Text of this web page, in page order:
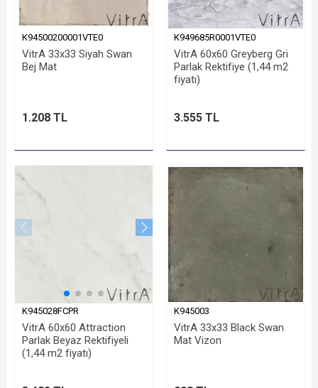
K94500200001VTE0
VitrA 33x33 Siyah Swan
Bej Mat
1.208 TL
K949685R0001VTE0
VitrA 60x60 Greyberg Gri
Parlak Rektifiye (1,44 m2
fiyatı)
3.555 TL
K945028FCPR
VitrA 60x60 Attraction
Parlak Beyaz Rektifiyeli
(1,44 m2 fiyatı)
K945003
VitrA 33x33 Black Swan
Mat Vizon